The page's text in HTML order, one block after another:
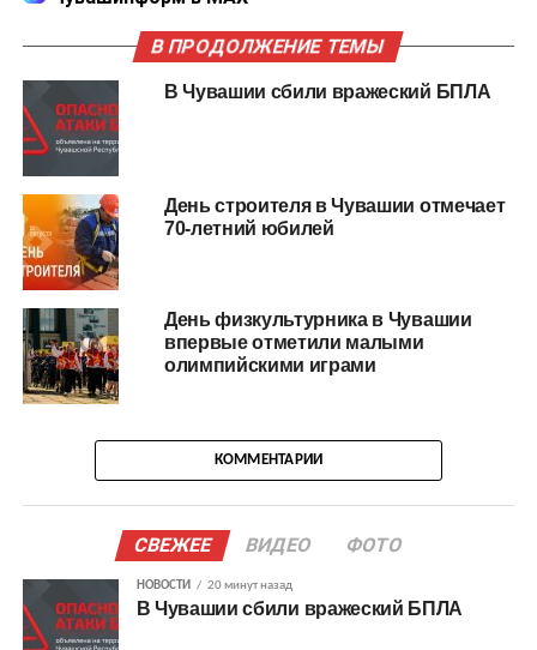
В ПРОДОЛЖЕНИЕ ТЕМЫ
В Чувашии сбили вражеский БПЛА
День строителя в Чувашии отмечает
70-летний юбилей
День физкультурника в Чувашии
впервые отметили малыми
олимпийскими играми
КОММЕНТАРИИ
СВЕЖЕЕ ВИДЕО ФОТО
НОВОСТИ 20 минут назад
В Чувашии сбили вражеский БПЛА